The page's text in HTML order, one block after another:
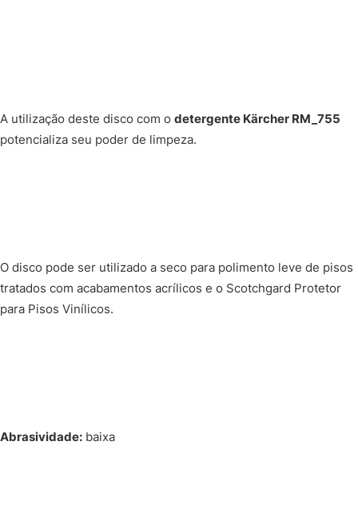
A utilização deste disco com o detergente Kärcher RM_755
potencializa seu poder de limpeza.
O disco pode ser utilizado a seco para polimento leve de pisos
tratados com acabamentos acrílicos e o Scotchgard Protetor
para Pisos Vinílicos.
Abrasividade: baixa